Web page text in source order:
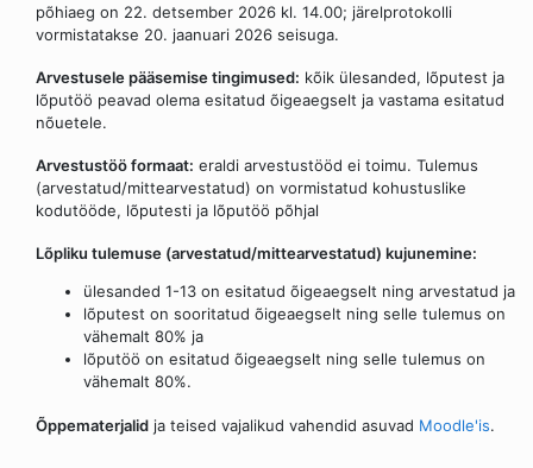
põhiaeg on 22. detsember 2026 kl. 14.00; järelprotokolli
vormistatakse 20. jaanuari 2026 seisuga.
Arvestusele pääsemise tingimused: kõik ülesanded, lõputest ja
lõputöö peavad olema esitatud õigeaegselt ja vastama esitatud
nõuetele.
Arvestustöö formaat: eraldi arvestustööd ei toimu. Tulemus
(arvestatud/mittearvestatud) on vormistatud kohustuslike
kodutööde, lõputesti ja lõputöö põhjal
Lõpliku tulemuse (arvestatud/mittearvestatud) kujunemine:
ülesanded 1-13 on esitatud õigeaegselt ning arvestatud ja
lõputest on sooritatud õigeaegselt ning selle tulemus on
vähemalt 80% ja
lõputöö on esitatud õigeaegselt ning selle tulemus on
vähemalt 80%.
Õppematerjalid ja teised vajalikud vahendid asuvad Moodle'is.